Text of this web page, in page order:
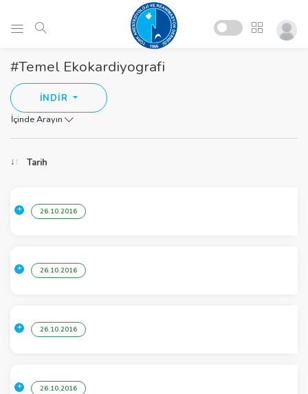
#Temel Ekokardiyografi
İNDİR
İçinde Arayın
Tarih
26.10.2016
26.10.2016
26.10.2016
26.10.2016